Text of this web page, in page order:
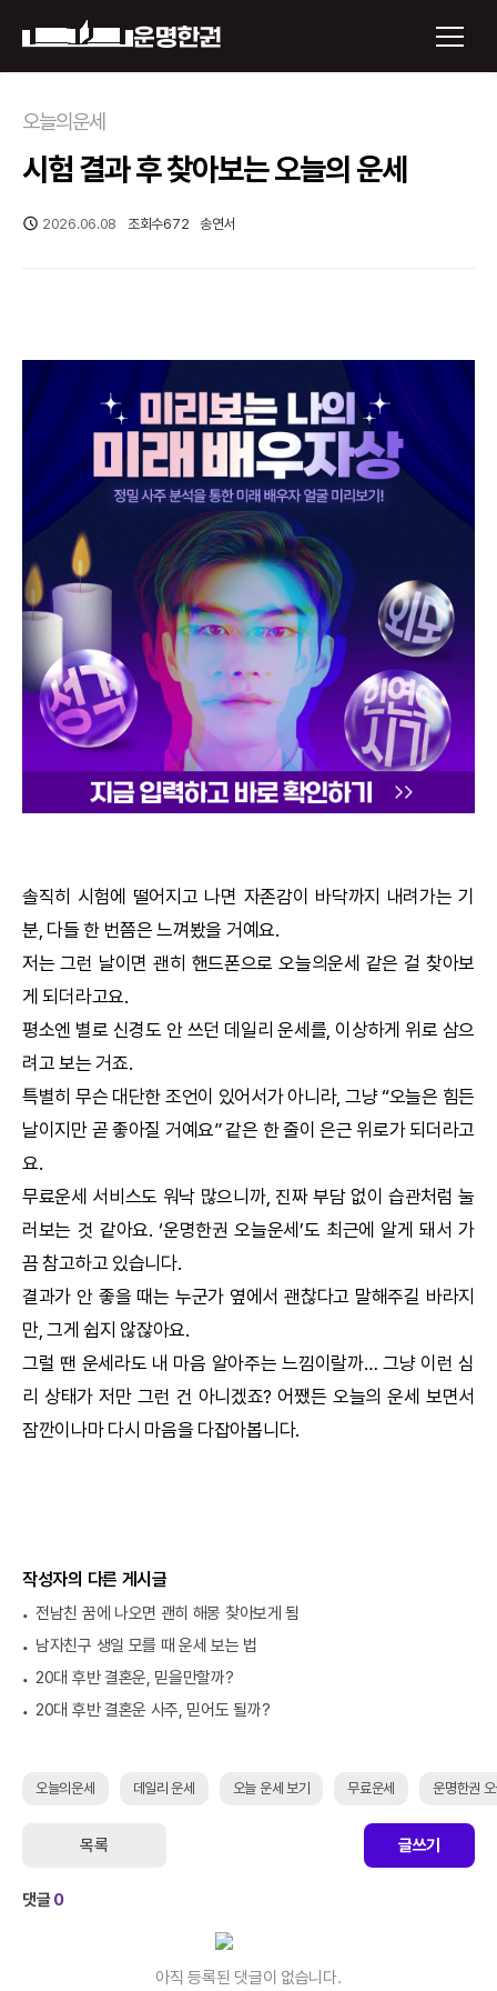
운명한권 보기
미래 배우자 얼굴
신년운세
토정비결
오늘의 운세
궁합
택일
작명
꿈해몽
문의사항
오늘의운세
시험 결과 후 찾아보는 오늘의 운세
2026.06.08 조회수672 송연서
솔직히 시험에 떨어지고 나면 자존감이 바닥까지 내려가는 기
분, 다들 한 번쯤은 느껴봤을 거예요.
저는 그런 날이면 괜히 핸드폰으로 오늘의운세 같은 걸 찾아보
게 되더라고요.
평소엔 별로 신경도 안 쓰던 데일리 운세를, 이상하게 위로 삼으
려고 보는 거죠.
특별히 무슨 대단한 조언이 있어서가 아니라, 그냥 “오늘은 힘든
날이지만 곧 좋아질 거예요” 같은 한 줄이 은근 위로가 되더라고
요.
무료운세 서비스도 워낙 많으니까, 진짜 부담 없이 습관처럼 눌
러보는 것 같아요. ‘운명한권 오늘운세’도 최근에 알게 돼서 가
끔 참고하고 있습니다.
결과가 안 좋을 때는 누군가 옆에서 괜찮다고 말해주길 바라지
만, 그게 쉽지 않잖아요.
그럴 땐 운세라도 내 마음 알아주는 느낌이랄까… 그냥 이런 심
리 상태가 저만 그런 건 아니겠죠? 어쨌든 오늘의 운세 보면서
잠깐이나마 다시 마음을 다잡아봅니다.
작성자의 다른 게시글
전남친 꿈에 나오면 괜히 해몽 찾아보게 됨
남자친구 생일 모를 때 운세 보는 법
20대 후반 결혼운, 믿을만할까?
20대 후반 결혼운 사주, 믿어도 될까?
오늘의운세 데일리 운세 오늘 운세 보기 무료운세 운명한권
목록 글쓰기
댓글0
아직 등록된 댓글이 없습니다.